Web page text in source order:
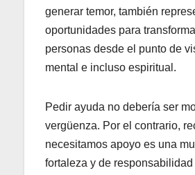
generar temor, también
oportunidades para
personas desde el punto de
mental e incluso espiritual.
Pedir ayuda no debería ser
vergüenza. Por el contrario,
necesitamos apoyo es una
fortaleza y de